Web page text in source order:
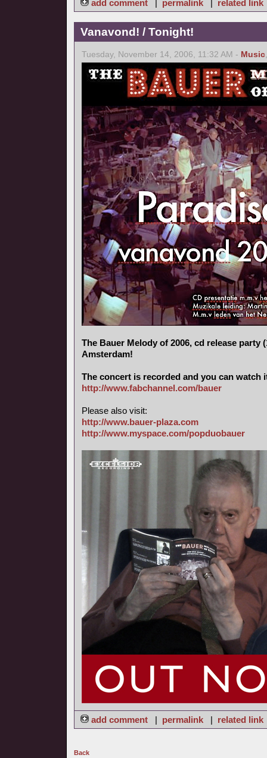
add comment permalink| related link
Vanavond! / Tonight!
Tuesday, November 14, 2006, 11:32 AM - Music
The Bauer Melody of 2006, cd release party
Amsterdam!
The concert is recorded and you can watch
http://www.fabchannel.com/bauer
Please also visit:
http://www.bauer-plaza.com
http://www.myspace.com/popduobauer
add comment | permalink| related link
Back